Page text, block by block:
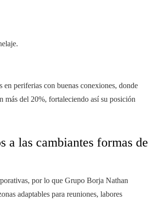
periferias con buenas conexiones, donde
más del 20%, fortaleciendo así su posición
a las cambiantes formas de
por lo que Grupo Borja Nathan
adaptables para reuniones, labores